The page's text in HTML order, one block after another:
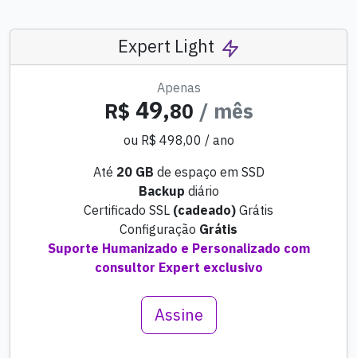
Expert Light
Apenas
R$ 49,80 / mês
ou R$ 498,00 / ano
Até 20 GB de espaço em SSD
Backup diário
Certificado SSL (cadeado) Grátis
Configuração Grátis
Suporte Humanizado e Personalizado com
consultor Expert exclusivo
Assine